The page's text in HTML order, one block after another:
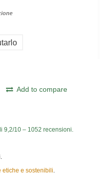
Add to compare
9,2/10 – 1052 recensioni.
etiche e sostenibili